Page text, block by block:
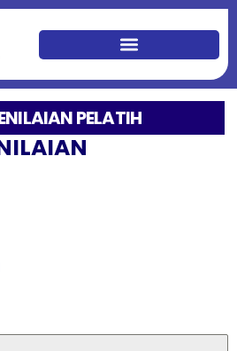
PELATIH